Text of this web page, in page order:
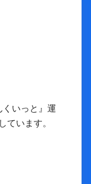
いっと』運
ています。